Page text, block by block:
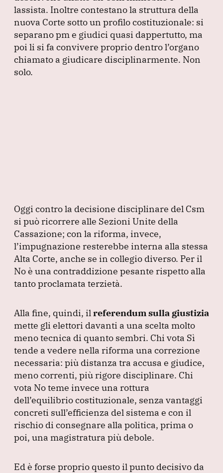
lassista. Inoltre contestano la struttura della
nuova Corte sotto un profilo costituzionale: si
separano pm e giudici quasi dappertutto, ma
poi li si fa convivere proprio dentro l’organo
chiamato a giudicare disciplinarmente. Non
solo.
Oggi contro la decisione disciplinare del Csm
si può ricorrere alle Sezioni Unite della
Cassazione; con la riforma, invece,
l’impugnazione resterebbe interna alla stessa
Alta Corte, anche se in collegio diverso. Per il
No è una contraddizione pesante rispetto alla
tanto proclamata terzietà.
Alla fine, quindi, ilreferendum sulla giustizia
mette gli elettori davanti a una scelta molto
meno tecnica di quanto sembri. Chi vota Sì
tende a vedere nella riforma una correzione
necessaria: più distanza tra accusa e giudice,
meno correnti, più rigore disciplinare. Chi
vota No teme invece una rottura
dell’equilibrio costituzionale, senza vantaggi
concreti sull’efficienza del sistema e con il
rischio di consegnare alla politica, prima o
poi, una magistratura più debole.
Ed è forse proprio questo il punto decisivo da